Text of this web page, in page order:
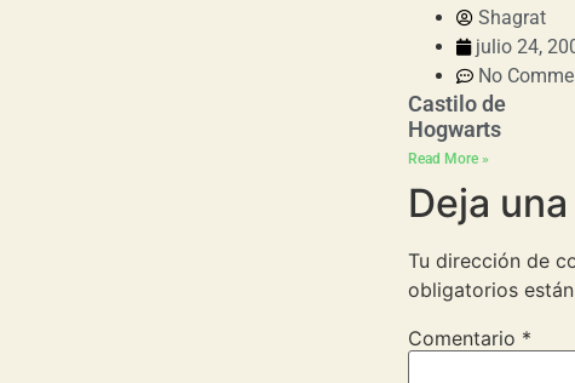
Shagrat
julio 24,
No
Castilo de
Hogwarts
Read More »
Deja
Tu dirección de
obligatorios
Comentario *